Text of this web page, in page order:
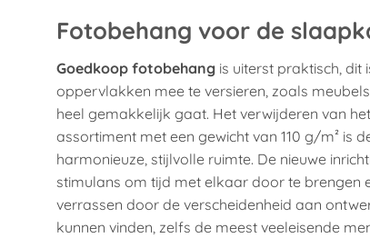
Fotobehang voor de
Goedkoop fotobehang is uiterst praktisch,
oppervlakken mee te versieren, zoals
heel gemakkelijk gaat. Het verwijderen van
assortiment met een gewicht van 110 g/m² is
harmonieuze, stijlvolle ruimte. De nieuwe
stimulans om tijd met elkaar door te brengen
verrassen door de verscheidenheid aan
kunnen vinden, zelfs de meest veeleisende